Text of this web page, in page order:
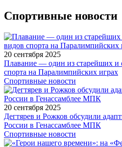
Спортивные новости
20 сентября 2025
Плавание — один из старейших и
спорта на Паралимпийских играх
Спортивные новости
20 сентября 2025
Дегтярев и Рожков обсудили
России в Генассамблее МПК
Спортивные новости